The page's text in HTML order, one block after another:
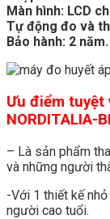
Màn hình: LCD
Tự động đo và
Bảo hành: 2 năm.
Ưu điểm tuyệt
NORDITALIA-
– Là sản phẩm
và những người
-Với 1 thiết kế
người cao tuổi.